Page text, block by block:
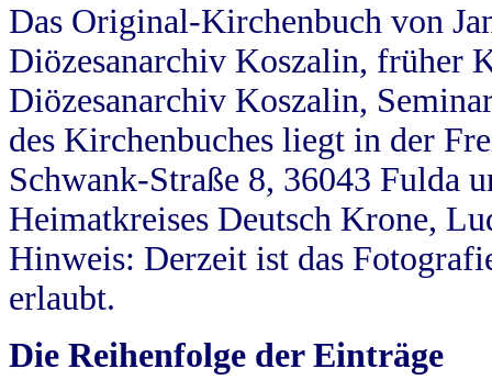
Das Original-Kirchenbuch von
Diözesanarchiv Koszalin, früher
Diözesanarchiv Koszalin,
des Kirchenbuches liegt in der
Schwank-Straße 8, 36043 Fulda
Heimatkreises Deutsch Krone,
Hinweis: Derzeit ist das
erlaubt.
Die Reihenfolge der Einträge